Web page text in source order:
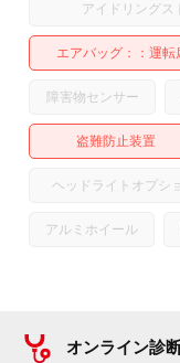
アイドリングス
エアバッグ： 運転
障害物センサー
盗難防止装置
ヘッドライトオプシ
アルミホイール
オンライン診